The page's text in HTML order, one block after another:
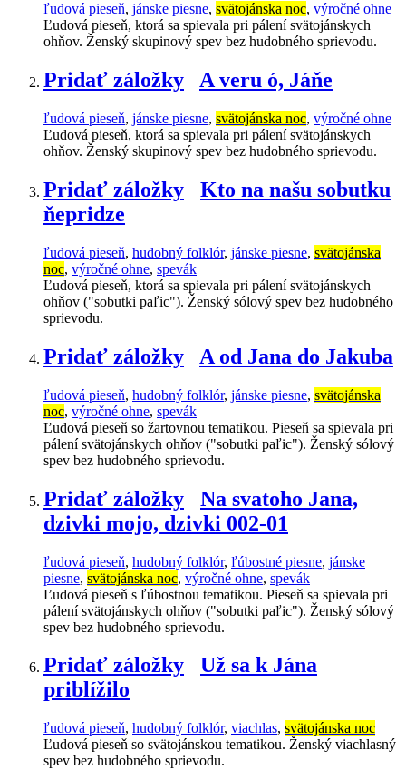
ľudová pieseň, jánske piesne, svätojánska noc, výročné ohne
Ľudová pieseň, ktorá sa spievala pri pálení svätojánskych
ohňov. Ženský skupinový spev bez hudobného sprievodu.
Pridať záložky A veru ó, Jáňe
ľudová pieseň, jánske piesne, svätojánska noc, výročné ohne
Ľudová pieseň, ktorá sa spievala pri pálení svätojánskych
ohňov. Ženský skupinový spev bez hudobného sprievodu.
Pridať záložky
Kto na našu sobutku
ňepridze
ľudová pieseň, hudobný folklór, jánske piesne, svätojánska
noc, výročné ohne, spevák
Ľudová pieseň, ktorá sa spievala pri pálení svätojánskych
ohňov ("sobutki paľic"). Ženský sólový spev bez hudobného
sprievodu.
Pridať záložky A od Jana do Jakuba
ľudová pieseň, hudobný folklór, jánske piesne, svätojánska
noc, výročné ohne, spevák
Ľudová pieseň so žartovnou tematikou. Pieseň sa spievala pri
pálení svätojánskych ohňov ("sobutki paľic"). Ženský sólový
spev bez hudobného sprievodu.
Pridať záložky
Na svatoho Jana,
dzivki mojo, dzivki 002-01
ľudová pieseň, hudobný folklór, ľúbostné piesne, jánske
piesne, svätojánska noc, výročné ohne, spevák
Ľudová pieseň s ľúbostnou tematikou. Pieseň sa spievala pri
pálení svätojánskych ohňov ("sobutki paľic"). Ženský sólový
spev bez hudobného sprievodu.
Pridať záložky
Už sa k Jána
priblížilo
ľudová pieseň, hudobný folklór, viachlas, svätojánska noc
Ľudová pieseň so svätojánskou tematikou. Ženský viachlasný
spev bez hudobného sprievodu.